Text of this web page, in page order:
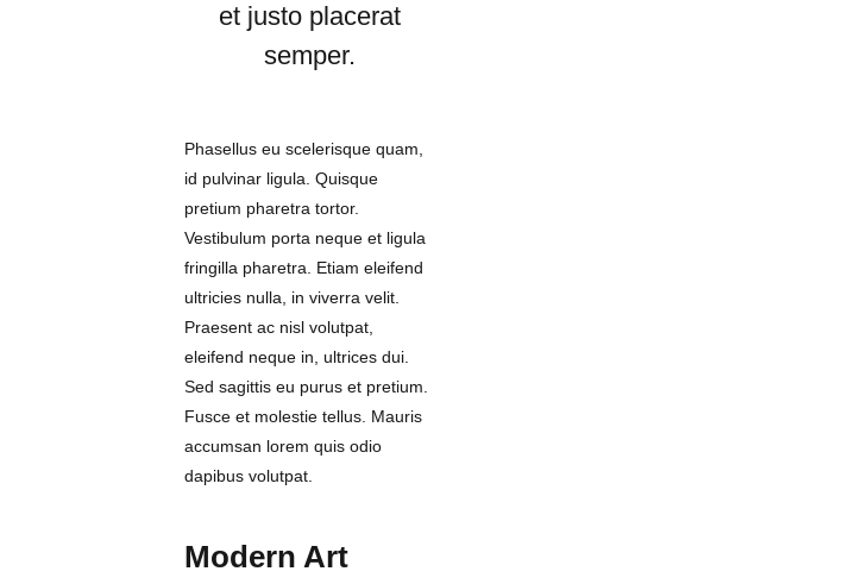
et justo placerat
semper.
Phasellus eu scelerisque quam,
id pulvinar ligula. Quisque
pretium pharetra tortor.
Vestibulum porta neque et ligula
fringilla pharetra. Etiam eleifend
ultricies nulla, in viverra velit.
Praesent ac nisl volutpat,
eleifend neque in, ultrices dui.
Sed sagittis eu purus et pretium.
Fusce et molestie tellus. Mauris
accumsan lorem quis odio
dapibus volutpat.
Modern Art